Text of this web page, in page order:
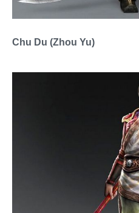
Chu Du (Zhou Yu)